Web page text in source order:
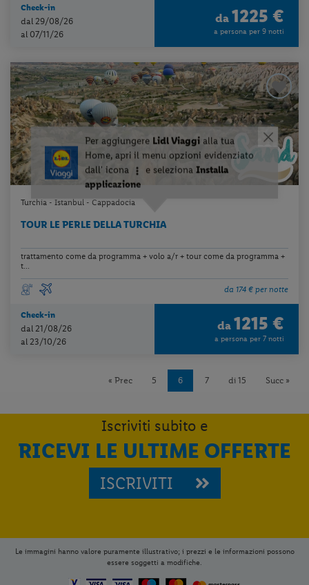
Check-in
dal 29/08/26
al 07/11/26
da 1225 €
a persona per 9 notti
Turchia - Istanbul - Cappadocia
TOUR LE PERLE DELLA TURCHIA
trattamento come da programma + volo a/r + tour come da programma +
t...
da 174 € per notte
Check-in
dal 21/08/26
al 23/10/26
da 1215 €
a persona per 7 notti
« Prec 5 6 7 di 15 Succ »
Iscriviti subito e
RICEVI LE ULTIME OFFERTE
ISCRIVITI
Le immagini hanno valore puramente illustrativo; i prezzi e le informazioni possono
essere soggetti a modifiche.